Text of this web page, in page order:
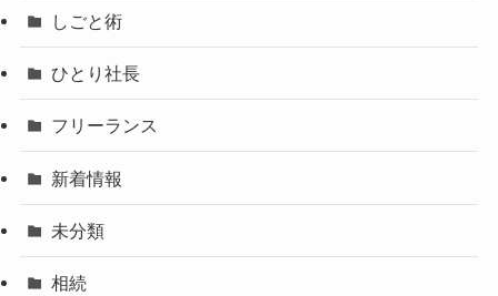
しごと術
ひとり社長
フリーランス
新着情報
未分類
相続